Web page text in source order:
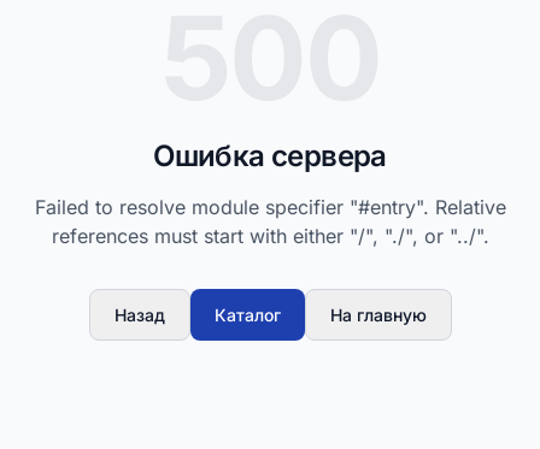
Ошибка сервера
Failed to resolve module specifier "#entry". Relative
references must start with either "/", "./", or "../".
Назад Каталог На главную